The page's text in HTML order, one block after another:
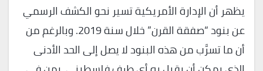
يظهر أن الإدارة الأمريكية تسير نحو الكشف الرسمي
عن بنود “صفقة القرن” خلال سنة 2019. وبالرغم من
أن ما تسرَّب من هذه البنود لا يصل إلى الحد الأدنى